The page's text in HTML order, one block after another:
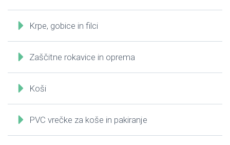
Krpe, gobice in filci
Zaščitne rokavice in oprema
Koši
PVC vrečke za koše in pakiranje